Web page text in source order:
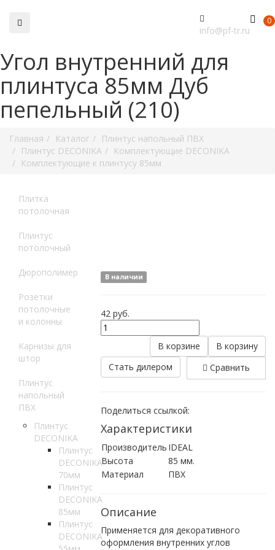
0
info@pf-tr.ru
Угол внутренний для
плинтуса 85мм Дуб
пепельный (210)
Главная Каталог
Плинтус напольный ПВХ
Плинтус DECONIKA
Комплектующие DECONIKA
Комплектующие к плинтусу 85мм
Плитка
потолочная
Плинтус
потолочный
Дюрополимер
Розетки
потолочные
и колонны
Карнизы для
штор
Плинтус
напольный
ПВХ
Плинтус
DECONIKA
Плинтус
DECONIKA
70мм
Плинтус
DECONIKA
85мм
Плинтус
DECONIKA
В наличии
42руб.
В корзину
В корзине
Стать дилером
Сравнить
Поделиться ссылкой:
Характеристики
Производитель IDEAL
Высота
85 мм.
Материал
ПВХ
Описание
Применяется для декоративного
оформления внутренних углов